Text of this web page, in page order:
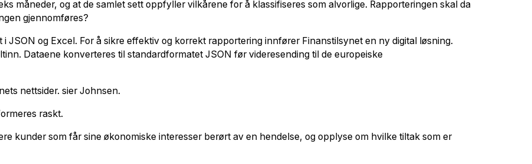
måneder, og at de samlet sett oppfyller vilkårene for å klassifiseres som alvorlige. Rapporteringen skal da
gjennomføres?
JSON og Excel. For å sikre effektiv og korrekt rapportering innfører Finanstilsynet en ny digital løsning.
Dataene konverteres til standardformatet JSON før videresending til de europeiske
nettsider. sier Johnsen.
raskt.
kunder som får sine økonomiske interesser berørt av en hendelse, og opplyse om hvilke tiltak som er